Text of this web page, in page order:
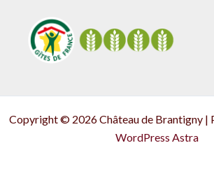
Copyright © 2026 Château de Brantigny |
WordPress Astra